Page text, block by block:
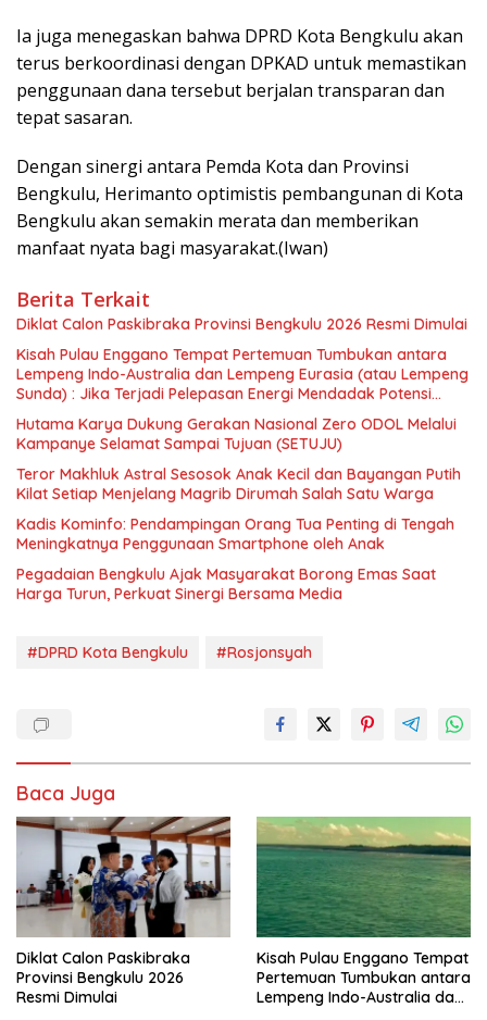
Ia juga menegaskan bahwa DPRD Kota Bengkulu akan
terus berkoordinasi dengan DPKAD untuk memastikan
penggunaan dana tersebut berjalan transparan dan
tepat sasaran.
Dengan sinergi antara Pemda Kota dan Provinsi
Bengkulu, Herimanto optimistis pembangunan di Kota
Bengkulu akan semakin merata dan memberikan
manfaat nyata bagi masyarakat.(Iwan)
Berita Terkait
Diklat Calon Paskibraka Provinsi Bengkulu 2026 Resmi Dimulai
Kisah Pulau Enggano Tempat Pertemuan Tumbukan antara
Lempeng Indo-Australia dan Lempeng Eurasia (atau Lempeng
Sunda) : Jika Terjadi Pelepasan Energi Mendadak Potensi
Gempa 8.4 SR dan Picu Tsunami 15 Meter
Hutama Karya Dukung Gerakan Nasional Zero ODOL Melalui
Kampanye Selamat Sampai Tujuan (SETUJU)
Teror Makhluk Astral Sesosok Anak Kecil dan Bayangan Putih
Kilat Setiap Menjelang Magrib Dirumah Salah Satu Warga
Kadis Kominfo: Pendampingan Orang Tua Penting di Tengah
Meningkatnya Penggunaan Smartphone oleh Anak
Pegadaian Bengkulu Ajak Masyarakat Borong Emas Saat
Harga Turun, Perkuat Sinergi Bersama Media
#DPRD Kota Bengkulu #Rosjonsyah
Baca Juga
Diklat Calon Paskibraka
Provinsi Bengkulu 2026
Resmi Dimulai
Kisah Pulau Enggano Tempat
Pertemuan Tumbukan antara
Lempeng Indo-Australia dan